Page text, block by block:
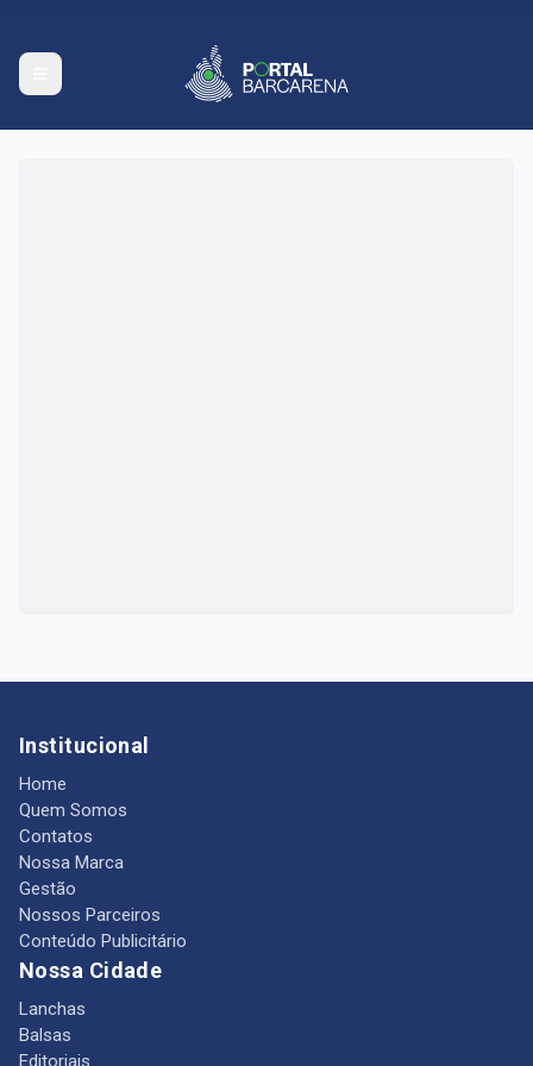
Institucional
Home
Quem Somos
Contatos
Nossa Marca
Gestão
Nossos Parceiros
Conteúdo Publicitário
Nossa Cidade
Lanchas
Balsas
Editoriais